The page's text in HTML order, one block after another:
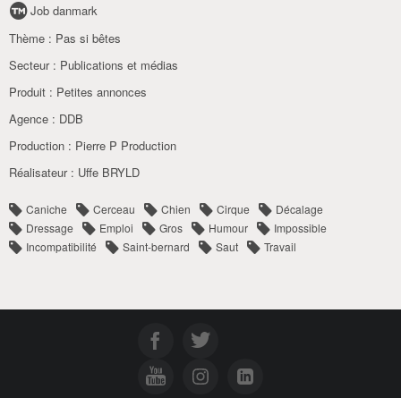
Job danmark
Thème : Pas si bêtes
Secteur : Publications et médias
Produit : Petites annonces
Agence : DDB
Production : Pierre P Production
Réalisateur : Uffe BRYLD
Caniche Cerceau Chien Cirque
Décalage
Dressage
Emploi Gros Humour
Impossible
Incompatibilité
Saint-bernard Saut Travail